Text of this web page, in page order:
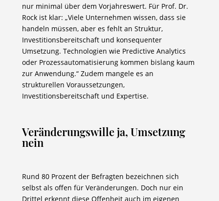
nur minimal über dem Vorjahreswert. Für Prof. Dr.
Rock ist klar: „Viele Unternehmen wissen, dass sie
handeln müssen, aber es fehlt an Struktur,
Investitionsbereitschaft und konsequenter
Umsetzung. Technologien wie Predictive Analytics
oder Prozessautomatisierung kommen bislang kaum
zur Anwendung.“ Zudem mangele es an
strukturellen Voraussetzungen,
Investitionsbereitschaft und Expertise.
Veränderungswille ja, Umsetzung
nein
Rund 80 Prozent der Befragten bezeichnen sich
selbst als offen für Veränderungen. Doch nur ein
Drittel erkennt diese Offenheit auch im eigenen